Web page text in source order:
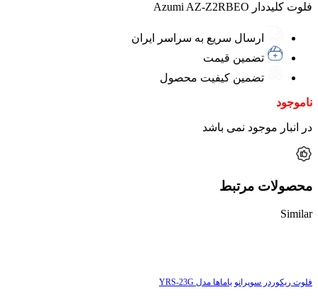
فلوت کلیددار Azumi AZ-Z2RBEO
ارسال سریع به سراسر ایران
تضمین قیمت
تضمین کیفیت محصول
ناموجود
در انبار موجود نمی باشد
محصولات مرتبط
Similar
فلوت ریکوردر سوپرانو یاماها مدل YRS-23G